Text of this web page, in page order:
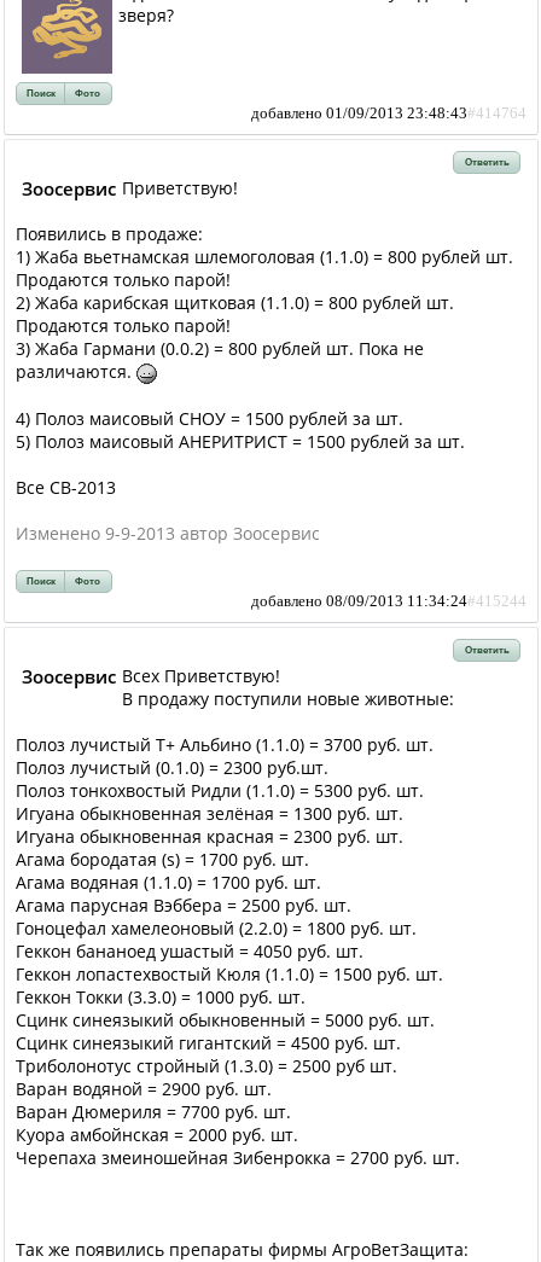
зверя?
Поиск Фото
добавлено 01/09/2013 23:48:43#414764
Ответить
Зоосервис Приветствую!
Появились в продаже:
1) Жаба вьетнамская шлемоголовая (1.1.0) = 800 рублей шт.
Продаются только парой!
2) Жаба карибская щитковая (1.1.0) = 800 рублей шт.
Продаются только парой!
3) Жаба Гармани (0.0.2) = 800 рублей шт. Пока не
различаются.
4) Полоз маисовый СНОУ = 1500 рублей за шт.
5) Полоз маисовый АНЕРИТРИСТ = 1500 рублей за шт.
Все СВ-2013
Изменено 9-9-2013 автор Зоосервис
Поиск Фото
добавлено 08/09/2013 11:34:24#415244
Ответить
Зоосервис Всех Приветствую!
В продажу поступили новые животные:
Полоз лучистый Т+ Альбино (1.1.0) = 3700 руб. шт.
Полоз лучистый (0.1.0) = 2300 руб.шт.
Полоз тонкохвостый Ридли (1.1.0) = 5300 руб. шт.
Игуана обыкновенная зелёная = 1300 руб. шт.
Игуана обыкновенная красная = 2300 руб. шт.
Агама бородатая (s) = 1700 руб. шт.
Агама водяная (1.1.0) = 1700 руб. шт.
Агама парусная Вэббера = 2500 руб. шт.
Гоноцефал хамелеоновый (2.2.0) = 1800 руб. шт.
Геккон бананоед ушастый = 4050 руб. шт.
Геккон лопастехвостый Кюля (1.1.0) = 1500 руб. шт.
Геккон Токки (3.3.0) = 1000 руб. шт.
Сцинк синеязыкий обыкновенный = 5000 руб. шт.
Сцинк синеязыкий гигантский = 4500 руб. шт.
Триболонотус стройный (1.3.0) = 2500 руб шт.
Варан водяной = 2900 руб. шт.
Варан Дюмериля = 7700 руб. шт.
Куора амбойнская = 2000 руб. шт.
Черепаха змеиношейная Зибенрокка = 2700 руб. шт.
Так же появились препараты фирмы АгроВетЗащита: